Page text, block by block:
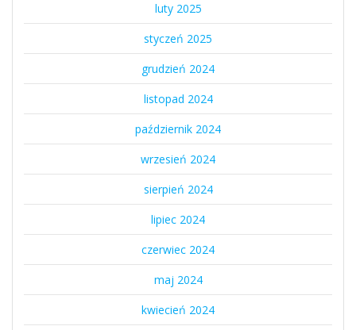
luty 2025
styczeń 2025
grudzień 2024
listopad 2024
październik 2024
wrzesień 2024
sierpień 2024
lipiec 2024
czerwiec 2024
maj 2024
kwiecień 2024